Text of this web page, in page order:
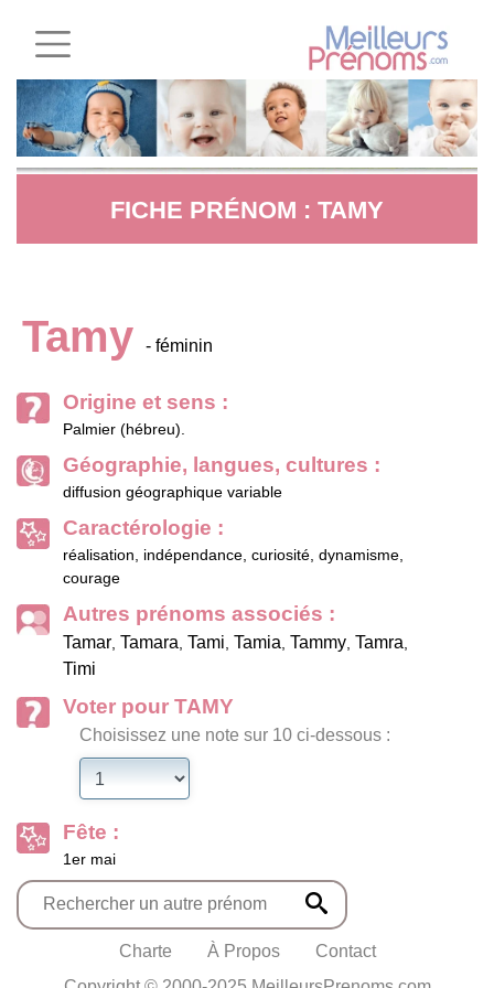
FICHE PRÉNOM : TAMY
Tamy - féminin
Origine et sens :
Palmier (hébreu).
Géographie, langues, cultures :
diffusion géographique variable
Caractérologie :
réalisation, indépendance, curiosité, dynamisme,
courage
Autres prénoms associés :
Tamar, Tamara, Tami, Tamia, Tammy, Tamra,
Timi
Voter pour TAMY
Choisissez une note sur 10 ci-dessous :
Fête :
1er mai
Charte À Propos
Contact